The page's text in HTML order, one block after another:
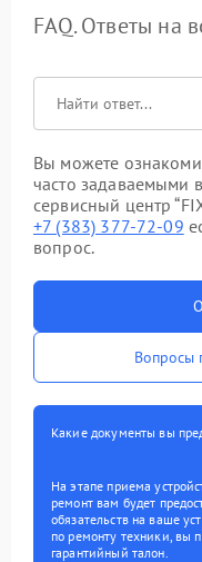
FAQ. Ответы на
Вы можете
часто задаваемыми
сервисный центр
+7 (383) 377-72-09
вопрос.
Вопросы
Какие документы вы
На этапе приема
ремонт вам будет
обязательств на ваше
по ремонту техники, вы
гарантийный талон.